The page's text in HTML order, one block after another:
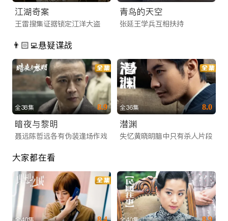
江湖奇案
王雷搜集证据锁定江洋大盗
青鸟的天空
张延王学兵互相扶持
👨🏻‍💻悬疑谍战
全38集 8.9
暗夜与黎明
聂远陈哲远各有伪装逢场作戏
全36集 8.0
潜渊
失忆黄晓明脑中只有杀人片段
大家都在看
8.4 8.9